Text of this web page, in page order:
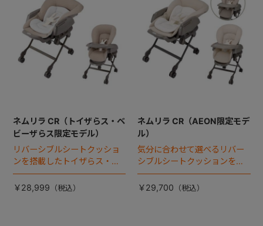
ネムリラ CR（トイザらス・ベ
ビーザらス限定モデル）
リバーシブルシートクッショ
ンを搭載したトイザらス・ベ
ビーザらス限定モデル。
￥28,999
ネムリラ CR（AEON限定モデ
ル）
気分に合わせて選べるリバー
シブルシートクッションを搭
載。
￥29,700